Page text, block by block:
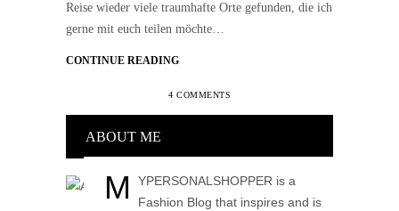
Reise wieder viele traumhafte Orte gefunden, die ich
gerne mit euch teilen möchte…
CONTINUE READING
4 COMMENTS
ABOUT ME
M
YPERSONALSHOPPER is a
Fashion Blog that inspires and is